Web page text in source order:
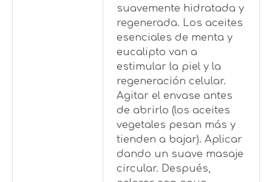
suavemente hidratada y
regenerada. Los aceites
esenciales de menta y
eucalipto van a
estimular la piel y la
regeneración celular.
Agitar el envase antes
de abrirlo (los aceites
vegetales pesan más y
tienden a bajar). Aplicar
dando un suave masaje
circular. Después,